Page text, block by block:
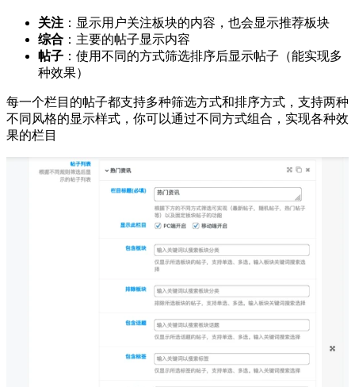
关注 ：显示用户关注板块的内容，也会显示推荐板块
综合 ：主要的帖子显示内容
帖子 ：使用不同的方式筛选排序后显示帖子（能实现多
种效果）
每一个栏目的帖子都支持多种筛选方式和排序方式，支持两种
不同风格的显示样式，你可以通过不同方式组合，实现各种效
果的栏目